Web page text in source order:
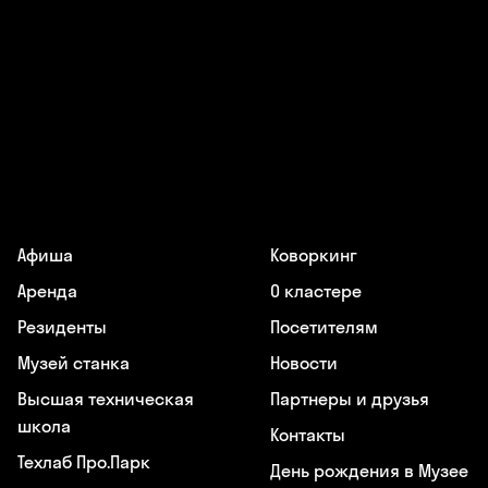
Афиша
Аренда
Резиденты
Музей станка
Высшая техническая
школа
Техлаб Про.Парк
Коворкинг
О кластере
Посетителям
Новости
Партнеры и друзья
Контакты
День рождения в Музее